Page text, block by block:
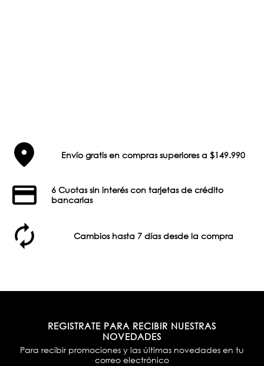
Envío gratis en compras superiores a $149.990
6 Cuotas sin interés con tarjetas de crédito
bancarias
Cambios hasta 7 días desde la compra
REGISTRATE PARA RECIBIR NUESTRAS
NOVEDADES
Para recibir promociones y las últimas novedades en tu
correo electrónico